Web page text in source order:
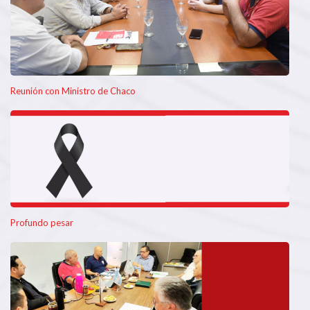
Reunión con Ministro de Chaco
Profundo pesar